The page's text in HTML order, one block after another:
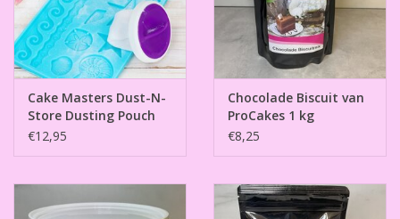
Cake Masters Dust-N-
Store Dusting Pouch
€12,95
Chocolade Biscuit van
ProCakes 1 kg
€8,25